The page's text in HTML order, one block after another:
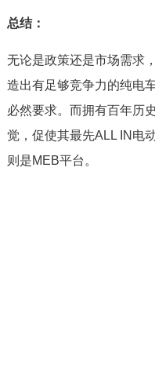
总结：
无论是政策还是市场需求
造出有足够竞争力的纯电
必然要求。而拥有百年历
觉，促使其最先ALL IN电
则是MEB平台。